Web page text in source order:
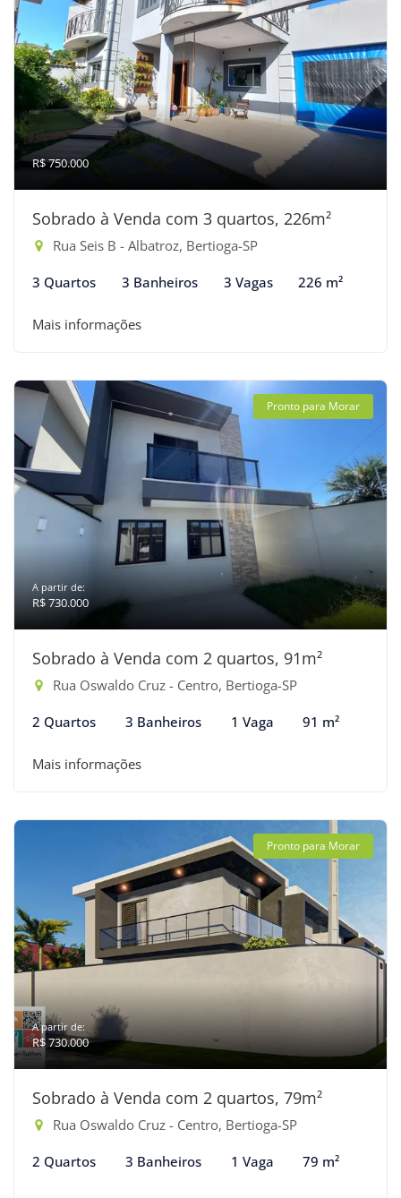
R$ 750.000
Sobrado à Venda com 3 quartos, 226m²
Rua Seis B - Albatroz, Bertioga-SP
3 Quartos 3 Banheiros 3 Vagas 226 m²
Mais informações
Pronto para Morar
A partir de:
R$ 730.000
Sobrado à Venda com 2 quartos, 91m²
Rua Oswaldo Cruz - Centro, Bertioga-SP
2 Quartos 3 Banheiros 1 Vaga 91 m²
Mais informações
Pronto para Morar
A partir de:
R$ 730.000
Sobrado à Venda com 2 quartos, 79m²
Rua Oswaldo Cruz - Centro, Bertioga-SP
2 Quartos 3 Banheiros 1 Vaga 79 m²